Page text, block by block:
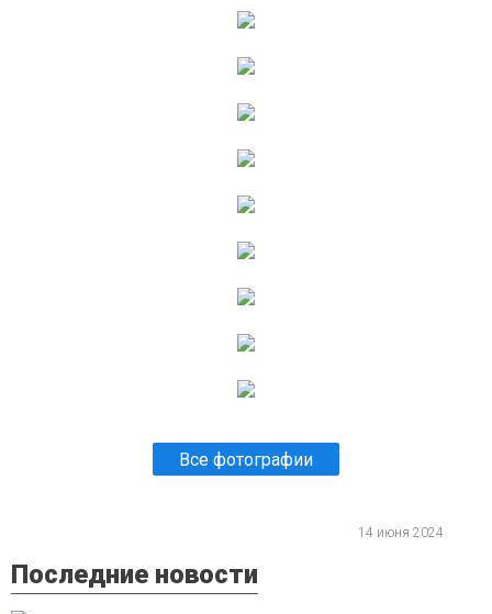
Все фотографии
14 июня 2024
Последние новости